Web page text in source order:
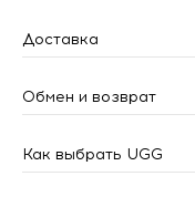
Доставка
Обмен и возврат
Как выбрать UGG